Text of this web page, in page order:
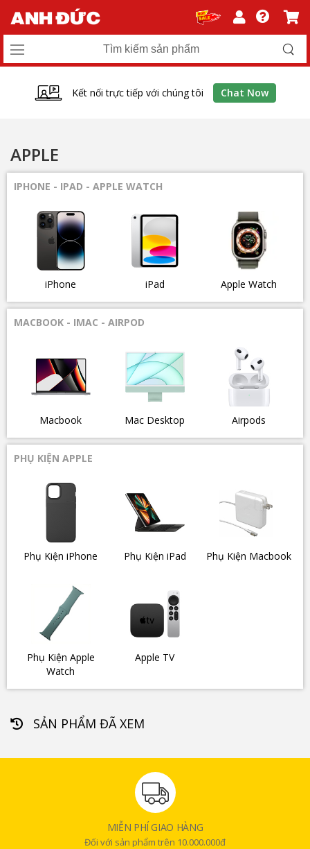
APPLE
Kết nối trực tiếp với chúng tôi Chat Now
IPHONE - IPAD - APPLE WATCH
iPhone iPad Apple Watch
MACBOOK - IMAC - AIRPOD
Macbook Mac Desktop Airpods
PHỤ KIỆN APPLE
Phụ Kiện iPhone Phụ Kiện iPad Phụ Kiện Macbook
Phụ Kiện Apple
Watch
Apple TV
SẢN PHẨM ĐÃ XEM
MIỄN PHÍ GIAO HÀNG
Đối với sản phẩm trên 10.000.000đ